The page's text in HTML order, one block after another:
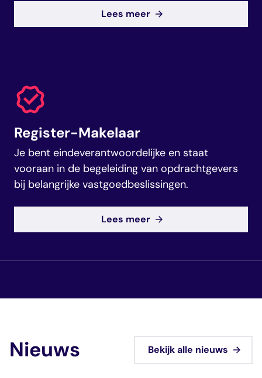
Lees meer
Register-Makelaar
Je bent eindeverantwoordelijke en staat
vooraan in de begeleiding van opdrachtgevers
bij belangrijke vastgoedbeslissingen.
Lees meer
Nieuws Bekijk alle nieuws